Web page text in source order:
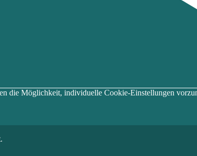
die Möglichkeit, individuelle Cookie-Einstellungen